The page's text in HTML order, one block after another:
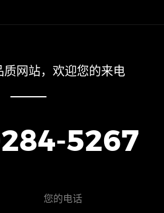
质网站，欢迎您的来电
5267